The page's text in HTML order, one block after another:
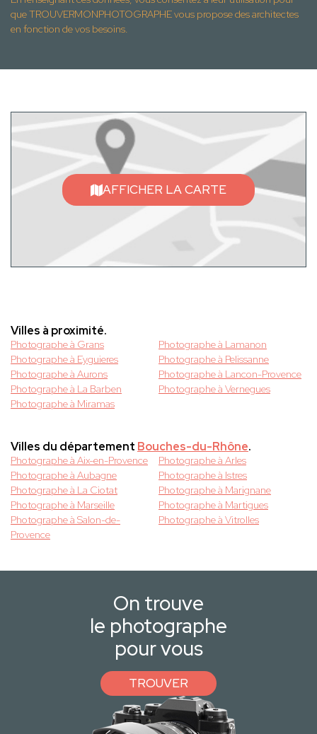
que TROUVERMONPHOTOGRAPHE vous propose des architectes
en fonction de vos besoins.
AFFICHER LA CARTE
Villes à proximité.
Photographe à Grans
Photographe à Lamanon
Photographe à Eyguieres
Photographe à Pelissanne
Photographe à Aurons
Photographe à Lancon-Provence
Photographe à La Barben
Photographe à Vernegues
Photographe à Miramas
Villes du département Bouches-du-Rhône.
Photographe à Aix-en-Provence
Photographe à Arles
Photographe à Aubagne
Photographe à Istres
Photographe à La Ciotat
Photographe à Marignane
Photographe à Marseille
Photographe à Martigues
Photographe à Salon-de-
Provence
Photographe à Vitrolles
On trouve
le photographe
pour vous
TROUVER